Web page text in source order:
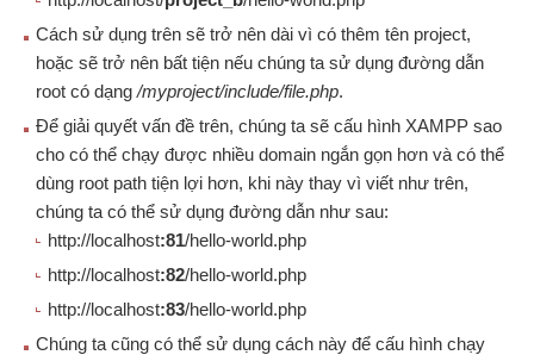
Cách sử dụng trên sẽ trở nên dài vì có thêm tên project,
hoặc sẽ trở nên bất tiện nếu chúng ta sử dụng đường dẫn
root có dạng/myproject/include/file.php.
Để giải quyết vấn đề trên, chúng ta sẽ cấu hình XAMPP sao
cho có thể chạy được nhiều domain ngắn gọn hơn và có thể
dùng root path tiện lợi hơn, khi này thay vì viết như trên,
chúng ta có thể sử dụng đường dẫn như sau:
http://localhost:81/hello-world.php
http://localhost:82/hello-world.php
http://localhost:83/hello-world.php
Chúng ta cũng có thể sử dụng cách này để cấu hình chạy